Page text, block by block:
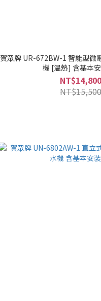
賀眾牌 UR-672BW-1 智能型微
機 [溫熱] 含基本
NT$14,800
NT$15,500